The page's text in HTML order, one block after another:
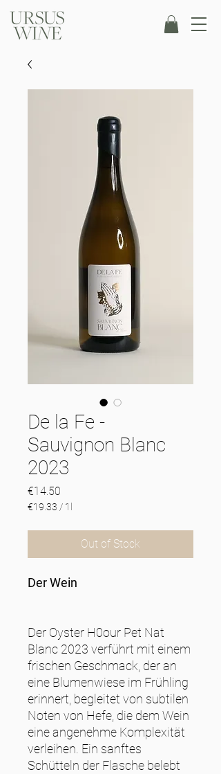
De la Fe -
Sauvignon Blanc
2023
€14.50
€19.33 / 1l
per
Liter
Out of Stock
Der Wein
Der Oyster H0our Pet Nat
Blanc 2023 verführt mit einem
frischen Geschmack, der an
eine Blumenwiese im Frühling
erinnert, begleitet von subtilen
Noten von Hefe, die dem Wein
eine angenehme Komplexität
verleihen. Ein sanftes
Schütteln der Flasche belebt